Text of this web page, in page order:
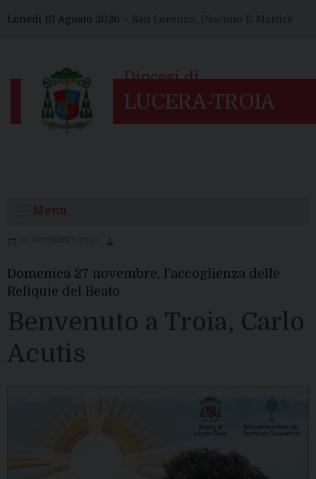
toLunedì 10 Agosto 2026 – San Lorenzo, Diacono E Martire
Menu
Domenica 27 novembre, l'accoglienza delle
Reliquie del Beato
Benvenuto a Troia, Carlo
Acutis